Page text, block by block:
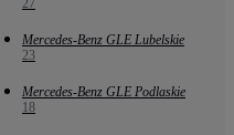
27
Mercedes-Benz GLE Lubelskie
23
Mercedes-Benz GLE Podlaskie
18